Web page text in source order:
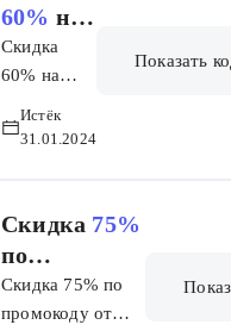
60% на
професс
ии и
50%на
курсы
Скидка
60% на
и 50% на
Истёк
31.01.2024
Показать
Скидка 75%
по
промокоду
(СНГ)
Скидка 75% по
промокоду от